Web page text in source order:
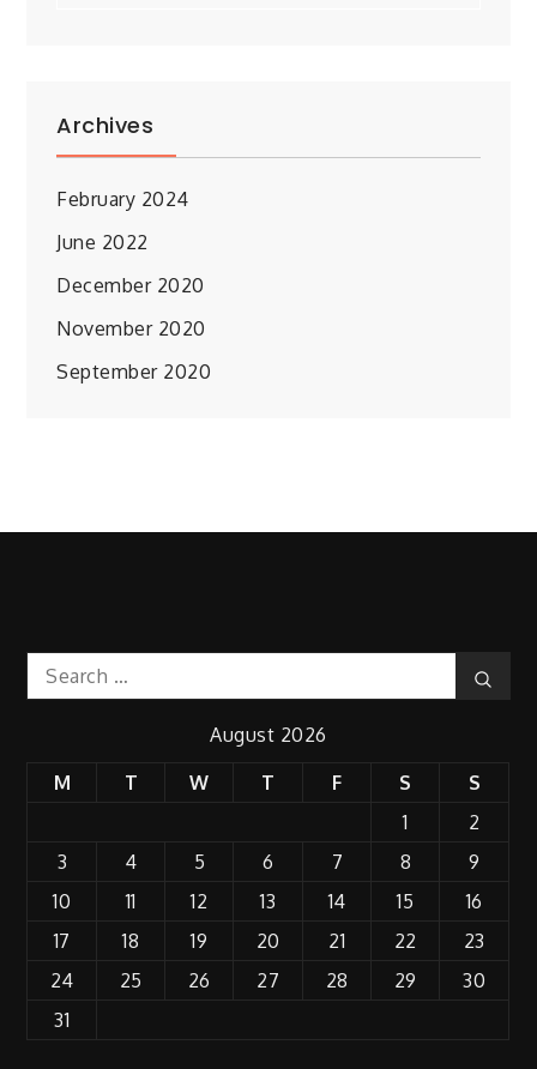
Archives
February 2024
June 2022
December 2020
November 2020
September 2020
Search
for:
August 2026
M
T W T F S
S
1
2
3
4 5 6 7 8
9
10
11 12 13 14 15
16
17
18 19 20 21 22
23
24
25 26 27 28 29
30
31